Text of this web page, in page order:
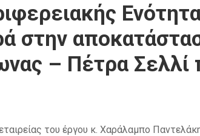
στην
– Πέτρα Σελλί
του έργου κ. Χαράλαμπο